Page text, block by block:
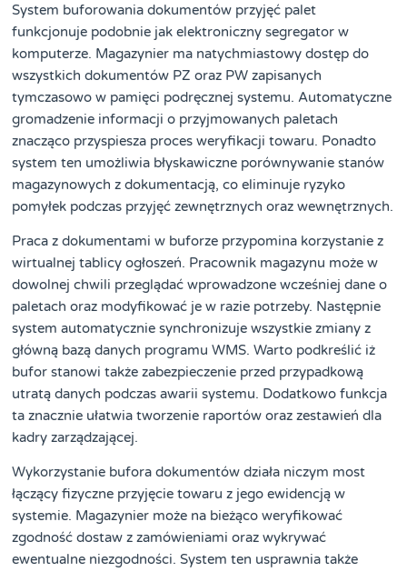
System buforowania dokumentów przyjęć palet
funkcjonuje podobnie jak elektroniczny segregator w
komputerze. Magazynier ma natychmiastowy dostęp do
wszystkich dokumentów PZ oraz PW zapisanych
tymczasowo w pamięci podręcznej systemu. Automatyczne
gromadzenie informacji o przyjmowanych paletach
znacząco przyspiesza proces weryfikacji towaru. Ponadto
system ten umożliwia błyskawiczne porównywanie stanów
magazynowych z dokumentacją, co eliminuje ryzyko
pomyłek podczas przyjęć zewnętrznych oraz wewnętrznych.
Praca z dokumentami w buforze przypomina korzystanie z
wirtualnej tablicy ogłoszeń. Pracownik magazynu może w
dowolnej chwili przeglądać wprowadzone wcześniej dane o
paletach oraz modyfikować je w razie potrzeby. Następnie
system automatycznie synchronizuje wszystkie zmiany z
główną bazą danych programu WMS. Warto podkreślić iż
bufor stanowi także zabezpieczenie przed przypadkową
utratą danych podczas awarii systemu. Dodatkowo funkcja
ta znacznie ułatwia tworzenie raportów oraz zestawień dla
kadry zarządzającej.
Wykorzystanie bufora dokumentów działa niczym most
łączący fizyczne przyjęcie towaru z jego ewidencją w
systemie. Magazynier może na bieżąco weryfikować
zgodność dostaw z zamówieniami oraz wykrywać
ewentualne niezgodności. System ten usprawnia także